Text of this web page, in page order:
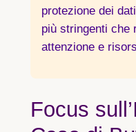
protezione dei
più stringenti che
attenzione e
Focus